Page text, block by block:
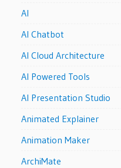
AI
AI Chatbot
AI Cloud Architecture
AI Powered Tools
AI Presentation Studio
Animated Explainer
Animation Maker
ArchiMate